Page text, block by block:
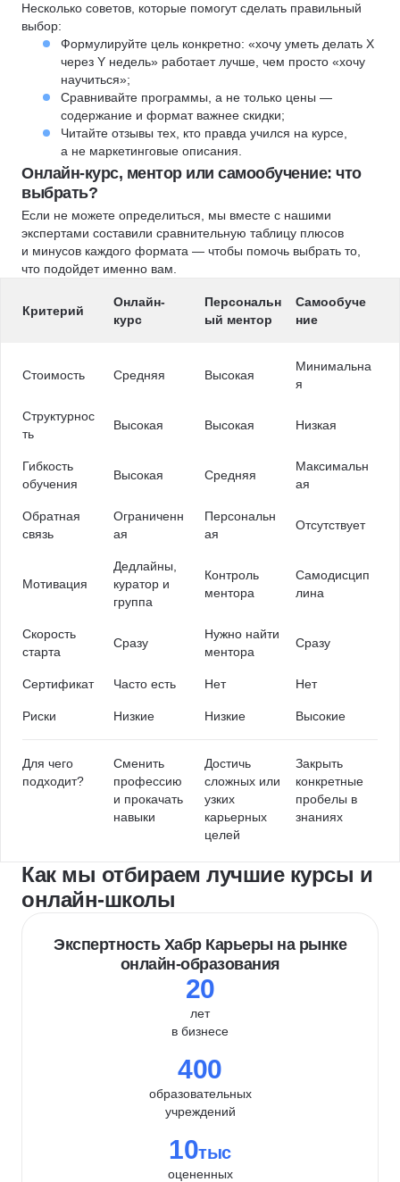
Несколько советов, которые помогут сделать правильный
выбор:
Формулируйте цель конкретно: «хочу уметь делать X
через Y недель» работает лучше, чем просто «хочу
научиться»;
Сравнивайте программы, а не только цены —
содержание и формат важнее скидки;
Читайте отзывы тех, кто правда учился на курсе,
а не маркетинговые описания.
Онлайн-курс, ментор или самообучение: что
выбрать?
Если не можете определиться, мы вместе с нашими
экспертами составили сравнительную таблицу плюсов
и минусов каждого формата — чтобы помочь выбрать то,
что подойдет именно вам.
Критерий
Онлайн-
курс
Персональн
ый ментор
Самообуче
ние
Стоимость Средняя Высокая
Минимальна
я
Структурнос
ть
Высокая Высокая Низкая
Гибкость
обучения
Высокая Средняя
Максимальн
ая
Обратная
связь
Ограниченн
ая
Персональн
ая
Отсутствует
Мотивация
Дедлайны,
куратор и
группа
Контроль
ментора
Самодисцип
лина
Скорость
старта
Сразу
Нужно найти
ментора
Сразу
Сертификат Часто есть Нет Нет
Риски Низкие Низкие Высокие
Для чего
подходит?
Сменить
профессию
и прокачать
навыки
Достичь
сложных или
узких
карьерных
целей
Закрыть
конкретные
пробелы в
знаниях
Как мы отбираем лучшие курсы и
онлайн-школы
Экспертность Хабр Карьеры на рынке
онлайн-образования
20
лет
в бизнесе
400
образовательных
учреждений
10тыс
оцененных